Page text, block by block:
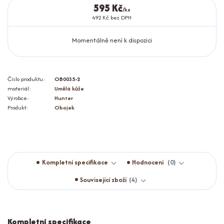
595 Kč/ks
492 Kč bez DPH
Momentálně není k dispozici
Číslo produktu:
OB0035-2
materiál:
Umělá kůže
Výrobce:
Hunter
Produkt:
Obojek
Kompletní specifikace Hodnocení
0
Související zboží 4
Kompletní specifikace